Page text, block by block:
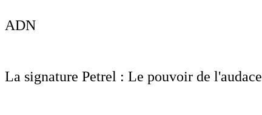
ADN
La signature Petrel : Le pouvoir de l'audace